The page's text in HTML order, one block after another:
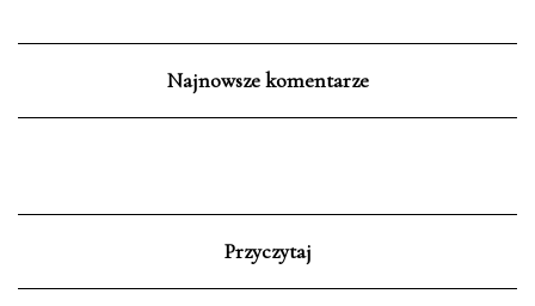
Najnowsze komentarze
Przyczytaj